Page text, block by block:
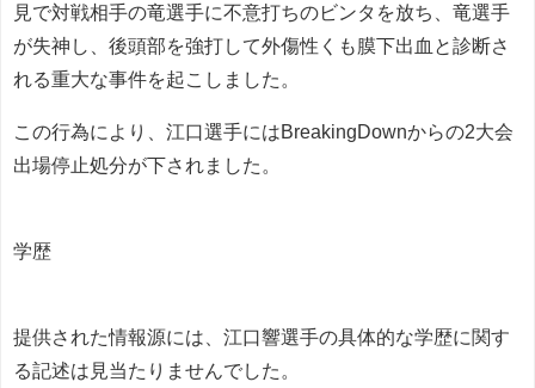
見で対戦相手の竜選手に不意打ちのビンタを放ち、竜選手
が失神し、後頭部を強打して外傷性くも膜下出血と診断さ
れる重大な事件を起こしました。
この行為により、江口選手にはBreakingDownからの2大会
出場停止処分が下されました。
学歴
提供された情報源には、江口響選手の具体的な学歴に関す
る記述は見当たりませんでした。